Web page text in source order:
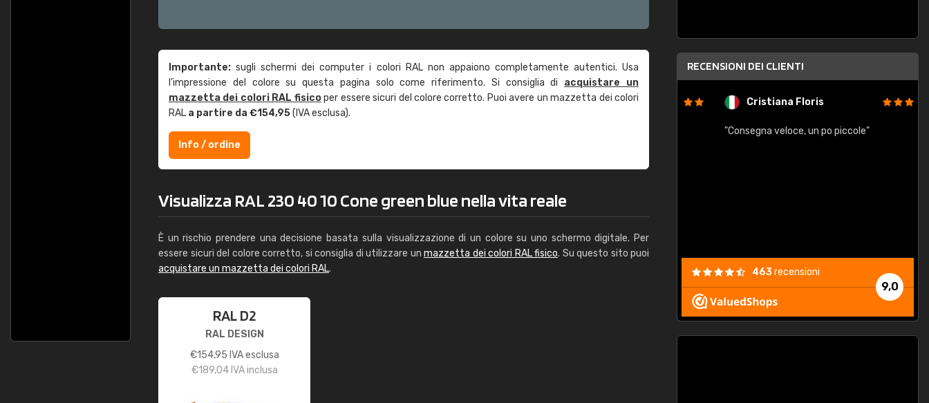
Importante: sugli schermi dei computer i colori RAL non appaiono completamente autentici. Usa
l'impressione del colore su questa pagina solo come riferimento. Si consiglia di acquistare un
mazzetta dei colori RAL fisicoper essere sicuri del colore corretto. Puoi avere un mazzetta dei colori
RAL a partire da €154,95(IVA esclusa).
Info / ordine
Visualizza RAL 230 40 10 Cone green blue nella vita reale
È un rischio prendere una decisione basata sulla visualizzazione di un colore su uno schermo digitale. Per
essere sicuri del colore corretto, si consiglia di utilizzare un mazzetta dei colori RAL fisico. Su questo sito puoi
acquistare un mazzetta dei colori RAL.
RAL D2
RAL DESIGN
€154,95 IVA esclusa
€189,04IVA inclusa
RECENSIONI DEI CLIENTI
Caterina Maifredi Cristiana Floris
"Consegna veloce, un po piccole"
9,0
463recensioni